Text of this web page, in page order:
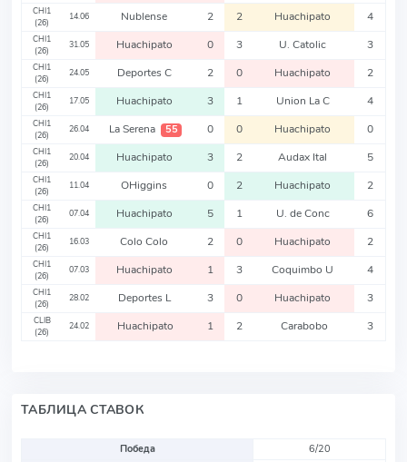
CHI1
(26)
14.06 Nublense 2 2 Huachipato 4
CHI1
(26)
31.05 Huachipato 0 3 U. Catolic 3
CHI1
(26)
24.05 Deportes C 2 0 Huachipato 2
CHI1
(26)
17.05 Huachipato 3 1 Union La C 4
CHI1
(26)
26.04 La Serena 55 0 0 Huachipato 0
CHI1
(26)
20.04 Huachipato 3 2 Audax Ital 5
CHI1
(26)
11.04 OHiggins 0 2 Huachipato 2
CHI1
(26)
07.04 Huachipato 5 1 U. de Conc 6
CHI1
(26)
16.03 Colo Colo 2 0 Huachipato 2
CHI1
(26)
07.03 Huachipato 1 3 Coquimbo U 4
CHI1
(26)
28.02 Deportes L 3 0 Huachipato 3
CLIB
(26)
24.02 Huachipato 1 2 Carabobo 3
ТАБЛИЦА СТАВОК
Победа
6/20